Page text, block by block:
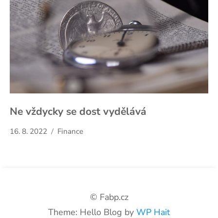
Ne vždycky se dost vydělává
16. 8. 2022 Finance
© Fabp.cz
Theme: Hello Blog by WP Hait